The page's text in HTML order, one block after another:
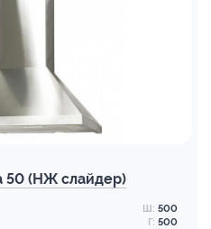
50 (НЖ слайдер)
Ш: 500
Г: 500